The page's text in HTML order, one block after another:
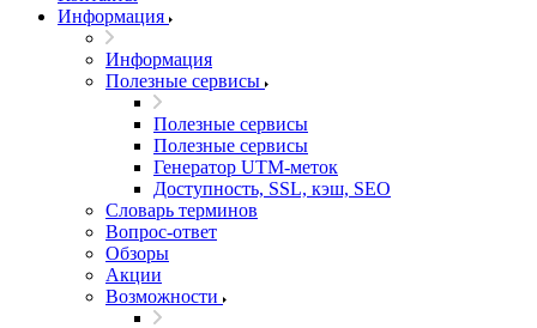
Информация
Информация
Полезные сервисы
Полезные сервисы
Полезные сервисы
Генератор UTM‑меток
Доступность, SSL, кэш, SEO
Словарь терминов
Вопрос-ответ
Обзоры
Акции
Возможности